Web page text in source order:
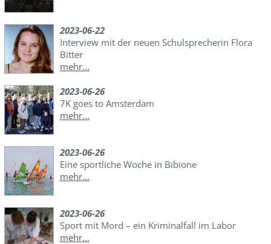
2023-06-22
Interview mit der neuen Schulsprecherin Flora
Bitter
mehr...
2023-06-26
7K goes to Amsterdam
mehr...
2023-06-26
Eine sportliche Woche in Bibione
mehr...
2023-06-26
Sport mit Mord – ein Kriminalfall im Labor
mehr...